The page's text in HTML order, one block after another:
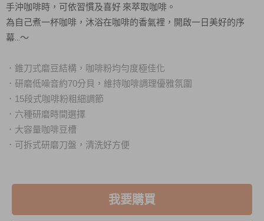
手沖咖啡時，可依習慣及喜好 來萃取咖啡。
為自己煮一杯咖啡，沐浴在咖啡的香氣裡，開啟一日美好的序
幕...～
．錐刀式磨豆結構，咖啡粉均勻度極佳化
．研磨低噪音約70分貝，維持咖啡調理優雅氛圍
．15段式咖啡粉粗細調節
．六種研磨時間選擇
．大容量咖啡豆槽
．可拆式研磨刀盤，清洗好方便
我要購買